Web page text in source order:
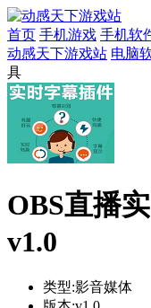
首页 手机游戏 手机软
动感天下游戏站 电脑
具
OBS直播
v1.0
类型:影音媒体